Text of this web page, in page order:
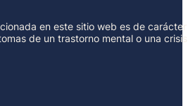
en este sitio web es de
de un trastorno mental o una